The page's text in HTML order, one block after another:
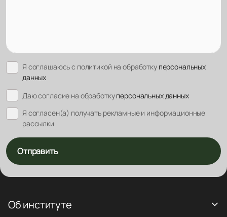
Я соглашаюсь с политикой на обработку персональных
данных
Даю согласие на обработкуперсональных данных
Я согласен(а) получать рекламные и информационные
рассылки
Отправить
Об институте